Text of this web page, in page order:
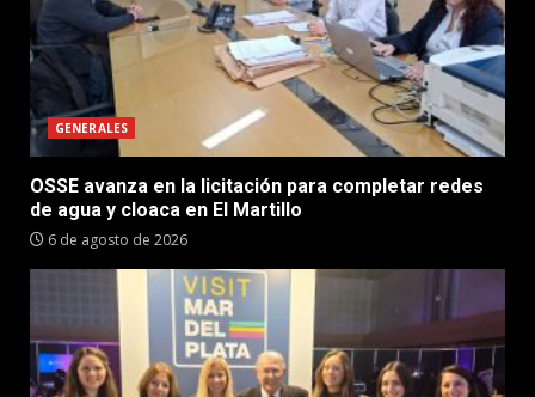
GENERALES
OSSE avanza en la licitación para completar redes
de agua y cloaca en El Martillo
6 de agosto de 2026